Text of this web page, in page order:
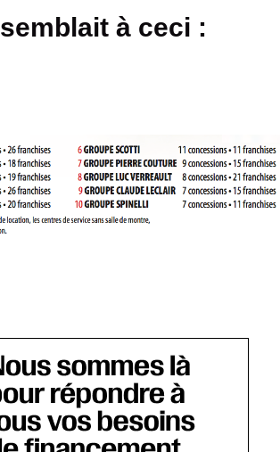
à ceci :